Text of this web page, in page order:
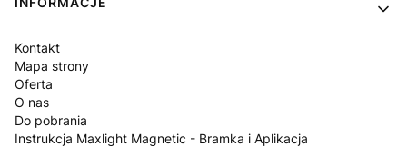
Kontakt
Mapa strony
Oferta
O nas
Do pobrania
Instrukcja Maxlight Magnetic - Bramka i Aplikacja